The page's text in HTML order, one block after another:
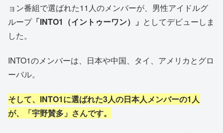
ョン番組で選ばれた11人のメンバーが、男性アイドルグ
ループ「INTO1（イントゥーワン）」 としてデビューしま
した。
INTO1のメンバーは、日本や中国、タイ、アメリカとグロ
ーバル。
そして、INTO1に選ばれた3人の日本人メンバーの1人
が、「宇野賛多」さんです。